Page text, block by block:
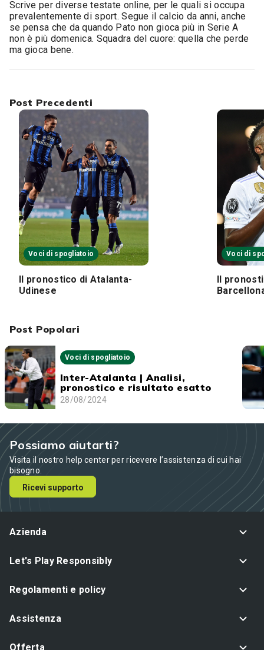
Scrive per diverse testate online, per le quali si occupa
prevalentemente di sport. Segue il calcio da anni, anche
se pensa che da quando Pato non gioca più in Serie A
non è più domenica. Squadra del cuore: quella che perde
ma gioca bene.
Post Popolari
Voci di spogliatoio
Inter-Atalanta | Analisi,
pronostico e risultato esatto
28/08/2024
Post Precedenti
Voci di spogliatoio
Il pronostico di Atalanta-
Udinese
Voci di
Il
Possiamo aiutarti?
Visita il nostro help center per ricevere l’assistenza di cui hai
bisogno.
Ricevi supporto
Azienda
Let's Play Responsibly
Regolamenti e policy
Assistenza
Offerta